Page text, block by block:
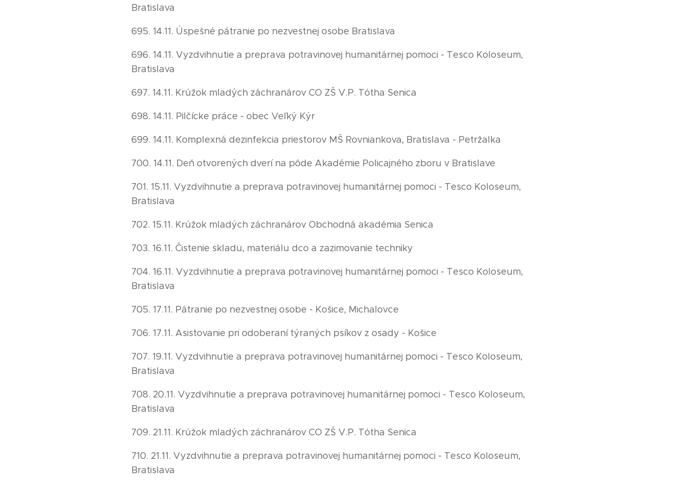
Bratislava
695. 14.11. Úspešné pátranie po nezvestnej osobe Bratislava
696. 14.11. Vyzdvihnutie a preprava potravinovej humanitárnej pomoci - Tesco Koloseum,
Bratislava
697. 14.11. Krúžok mladých záchranárov CO ZŠ V.P. Tótha Senica
698. 14.11. Pilčícke práce - obec Veľký Kýr
699. 14.11. Komplexná dezinfekcia priestorov MŠ Rovniankova, Bratislava - Petržalka
700. 14.11. Deň otvorených dverí na pôde Akadémie Policajného zboru v Bratislave
701. 15.11. Vyzdvihnutie a preprava potravinovej humanitárnej pomoci - Tesco Koloseum,
Bratislava
702. 15.11. Krúžok mladých záchranárov Obchodná akadémia Senica
703. 16.11. Čistenie skladu, materiálu dco a zazimovanie techniky
704. 16.11. Vyzdvihnutie a preprava potravinovej humanitárnej pomoci - Tesco Koloseum,
Bratislava
705. 17.11. Pátranie po nezvestnej osobe - Košice, Michalovce
706. 17.11. Asistovanie pri odoberaní týraných psíkov z osady - Košice
707. 19.11. Vyzdvihnutie a preprava potravinovej humanitárnej pomoci - Tesco Koloseum,
Bratislava
708. 20.11. Vyzdvihnutie a preprava potravinovej humanitárnej pomoci - Tesco Koloseum,
Bratislava
709. 21.11. Krúžok mladých záchranárov CO ZŠ V.P. Tótha Senica
710. 21.11. Vyzdvihnutie a preprava potravinovej humanitárnej pomoci - Tesco Koloseum,
Bratislava